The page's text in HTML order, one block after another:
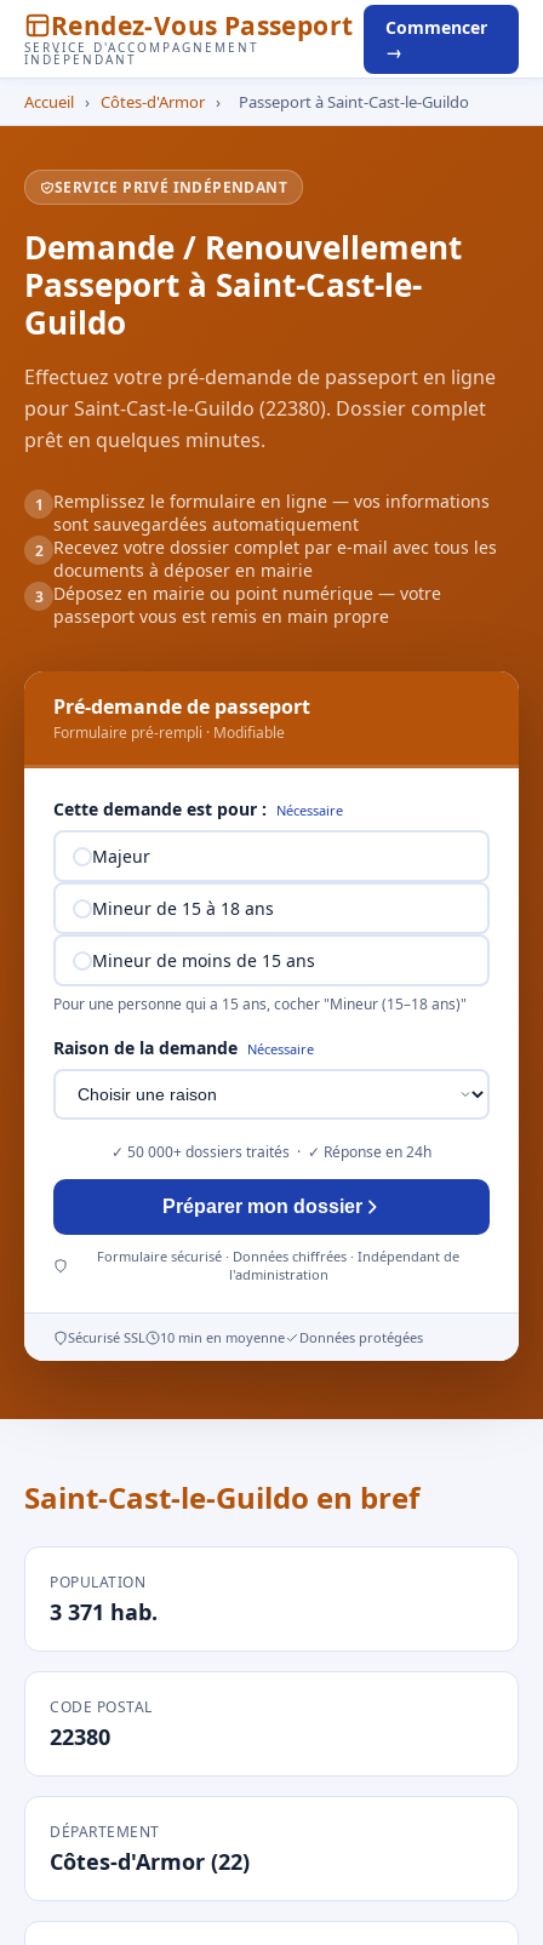
Rendez-Vous Passeport
SERVICE D'ACCOMPAGNEMENT
INDÉPENDANT
Commencer
→
Accueil › Côtes-d'Armor › Passeport à Saint-Cast-le-Guildo
SERVICE PRIVÉ INDÉPENDANT
Demande / Renouvellement
Passeport à Saint-Cast-le-
Guildo
Effectuez votre pré-demande de passeport en ligne
pour Saint-Cast-le-Guildo (22380). Dossier complet
prêt en quelques minutes.
1
Remplissez le formulaire en ligne — vos informations
sont sauvegardées automatiquement
2 Recevez votre dossier complet par e-mail avec tous les
documents à déposer en mairie
3 Déposez en mairie ou point numérique — votre
passeport vous est remis en main propre
Pré-demande de passeport
Formulaire pré-rempli · Modifiable
Cette demande est pour : Nécessaire
Majeur
Mineur de 15 à 18 ans
Mineur de moins de 15 ans
Pour une personne qui a 15 ans, cocher "Mineur (15–18 ans)"
Raison de la demande Nécessaire
✓ 50 000+ dossiers traités · ✓ Réponse en 24h
Préparer mon dossier
Formulaire sécurisé · Données chiffrées · Indépendant de
l'administration
Sécurisé SSL 10 min en moyenne Données protégées
Saint-Cast-le-Guildo en bref
POPULATION
3 371 hab.
CODE POSTAL
22380
DÉPARTEMENT
Côtes-d'Armor (22)